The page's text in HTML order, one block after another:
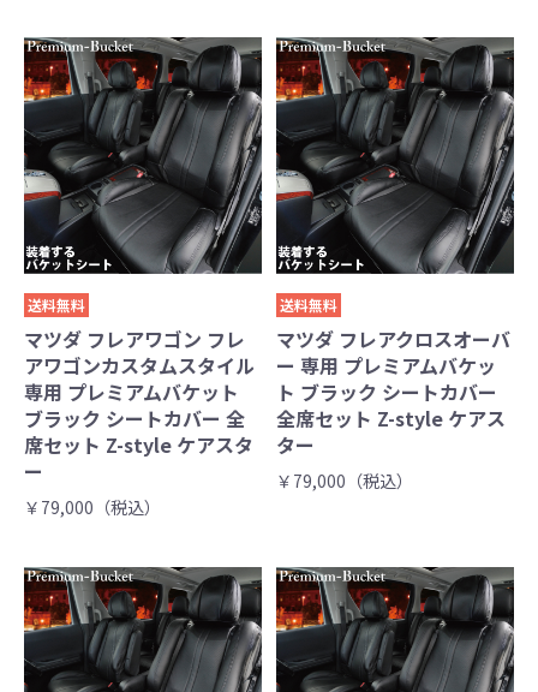
送料無料
マツダ フレアワゴン フレ
アワゴンカスタムスタイル
専用 プレミアムバケット
ブラック シートカバー 全
席セット Z-style ケアスタ
ー
￥79,000（税込）
送料無料
マツダ フレアクロスオーバ
ー 専用 プレミアムバケッ
ト ブラック シートカバー
全席セット Z-style ケアス
ター
￥79,000（税込）